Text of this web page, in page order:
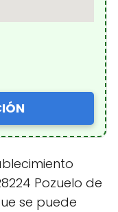
Pozuelo de
se puede